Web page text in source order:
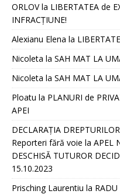
ORLOVla LIBERTATEA de
INFRACȚIUNE!
Alexianu Elena la
Nicoleta la SAH MAT LA
Nicoleta la SAH MAT LA
Ploatu la PLANURI de
APEI
DECLARAȚIA
Reporteri fără voie la APEL
DESCHISĂ TUTUROR
15.10.2023
Prisching Laurentiu la